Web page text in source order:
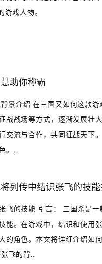
戏人物。
助你称霸
景介绍 在三国又如何这款游
战战场等方式，逐渐发展壮
交流与合作，共同征战天下
...
列传中结识张飞的技
飞的技能 引言： 三国杀是
能。在游戏中，结识和使用
的角色。本文将详细介绍如
飞的背...